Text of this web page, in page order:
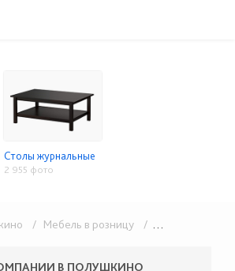
Столы журнальные
2 955 фото
/ Мебель в розницу / Малые формы
В ПОЛУШКИНО